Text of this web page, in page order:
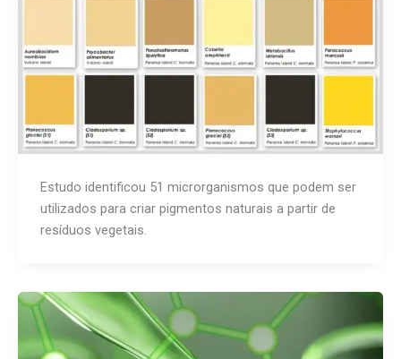
Estudo identificou 51 microrganismos que podem ser
utilizados para criar pigmentos naturais a partir de
resíduos vegetais.